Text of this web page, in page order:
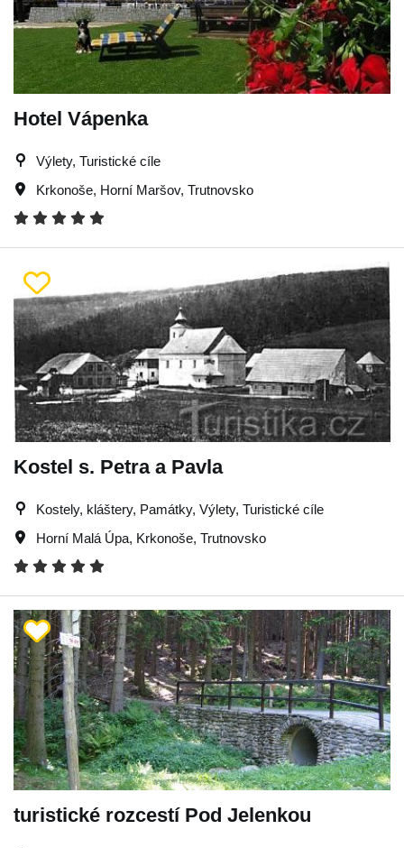
Hotel Vápenka
Výlety, Turistické cíle
Krkonoše, Horní Maršov, Trutnovsko
Kostel s. Petra a Pavla
Kostely, kláštery, Památky, Výlety, Turistické cíle
Horní Malá Úpa, Krkonoše, Trutnovsko
turistické rozcestí Pod Jelenkou